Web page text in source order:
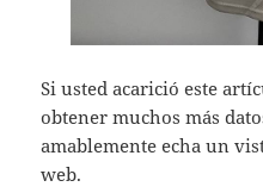
Si usted acarició este
obtener muchos más
amablemente echa un
web.